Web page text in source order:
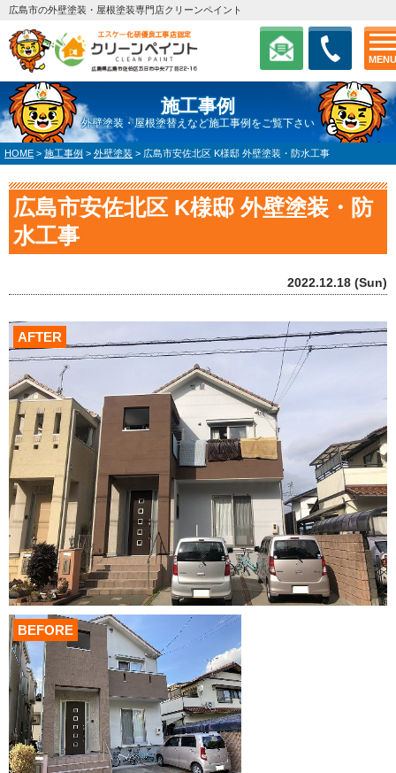
MENU
広島市の外壁塗装・屋根塗装専門店クリーンペイント
施工事例
外壁塗装・屋根塗替えなど施工事例をご覧下さい
HOME > 施工事例 > 外壁塗装 > 広島市安佐北区 K様邸 外壁塗装・防水工事
広島市安佐北区 K様邸 外壁塗装・防
水工事
2022.12.18 (Sun)
AFTER
BEFORE